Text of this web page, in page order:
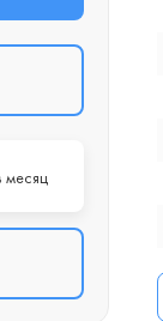
месяц